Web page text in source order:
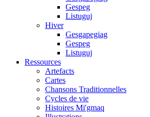
Gespeg
Listuguj
Hiver
Gesgapegiag
Gespeg
Listuguj
Ressources
Artefacts
Cartes
Chansons Traditionnelles
Cycles de vie
Histoires Mi'gmaq